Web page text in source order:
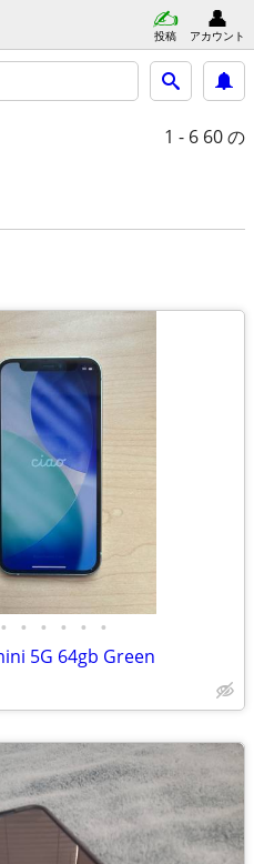
投稿 アカウント
1 - 6 60 の
• • • • • •
5G 64gb Green